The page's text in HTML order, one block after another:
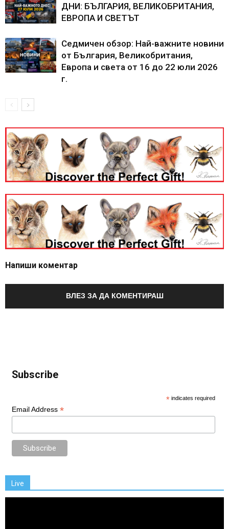
ДНИ: БЪЛГАРИЯ, ВЕЛИКОБРИТАНИЯ,
ЕВРОПА И СВЕТЪТ
Седмичен обзор: Най-важните новини
от България, Великобритания,
Европа и света от 16 до 22 юли 2026
г.
Напиши коментар
ВЛЕЗ ЗА ДА КОМЕНТИРАШ
Subscribe
* indicates required
Email Address *
Live